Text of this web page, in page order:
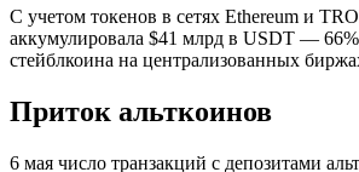
С учетом токенов в сетях Ethereum и
аккумулировала $41 млрд в USDT — 66%
стейблкоина на централизованных
Приток альткоинов
6 мая число транзакций с депозитами